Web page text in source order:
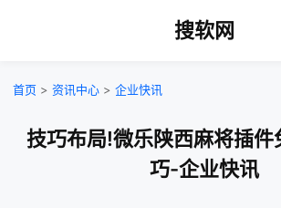
搜软网
首页 > 资讯中心 > 企业快讯
技巧布局!微乐陕西麻将插件
巧-企业快讯